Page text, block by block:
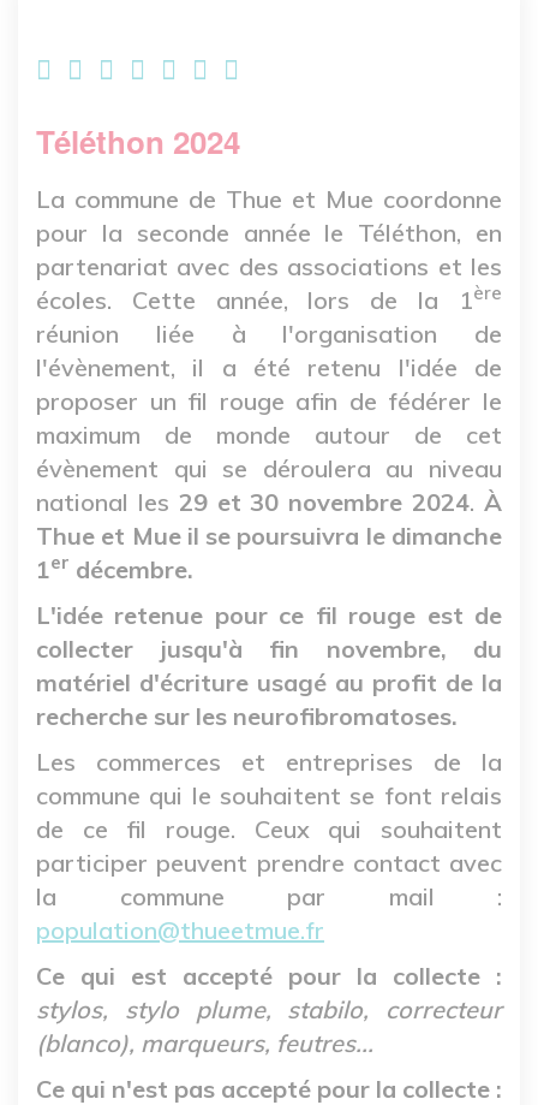
Téléthon 2024
La commune de Thue et Mue coordonne
pour la seconde année le Téléthon, en
partenariat avec des associations et les
écoles. Cette année, lors de la 1ère
réunion liée à l'organisation de
l'évènement, il a été retenu l'idée de
proposer un fil rouge afin de fédérer le
maximum de monde autour de cet
évènement qui se déroulera au niveau
national les 29 et 30 novembre 2024.À
Thue et Mue il se poursuivra le dimanche
1er décembre.
L'idée retenue pour ce fil rouge est de
collecter jusqu'à fin novembre, du
matériel d'écriture usagé au profit de la
recherche sur les neurofibromatoses.
Les commerces et entreprises de la
commune qui le souhaitent se font relais
de ce fil rouge. Ceux qui souhaitent
participer peuvent prendre contact avec
la commune par mail :
population@thueetmue.fr
Ce qui est accepté pour la collecte :
stylos, stylo plume, stabilo, correcteur
(blanco), marqueurs, feutres...
Ce qui n'est pas accepté pour la collecte :